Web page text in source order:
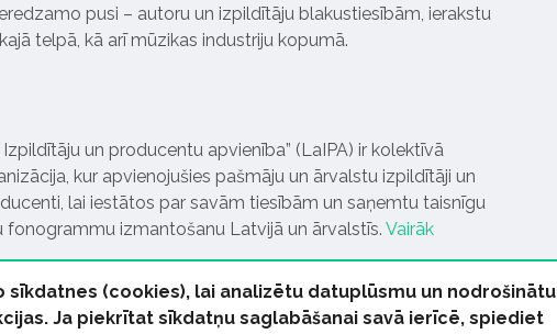
pusi – autoru un izpildītāju blakustiesībām, ierakstu
telpā, kā arī mūzikas industriju kopumā.
Izpildītāju un producentu apvienība” (LaIPA) ir kolektīvā
kur apvienojušies pašmāju un ārvalstu izpildītāji un
lai iestātos par savām tiesībām un saņemtu taisnīgu
fonogrammu izmantošanu Latvijā un ārvalstīs. Vairāk
sīkdatnes (cookies), lai analizētu datuplūsmu un nodrošinātu
Ja piekrītat sīkdatņu saglabāšanai savā ierīcē, spiediet